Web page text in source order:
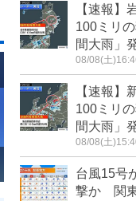
【速報】
100ミリ
間大雨」
08/08(土
【速報】
100ミリ
間大雨」
08/08(土
台風15号
撃か 関東